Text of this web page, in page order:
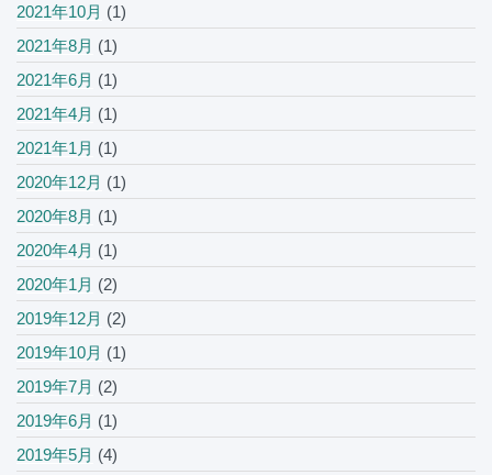
2021年10月 (1)
2021年8月 (1)
2021年6月 (1)
2021年4月 (1)
2021年1月 (1)
2020年12月 (1)
2020年8月 (1)
2020年4月 (1)
2020年1月 (2)
2019年12月 (2)
2019年10月 (1)
2019年7月 (2)
2019年6月 (1)
2019年5月 (4)